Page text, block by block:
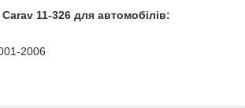
11-326 для автомобілів:
2006